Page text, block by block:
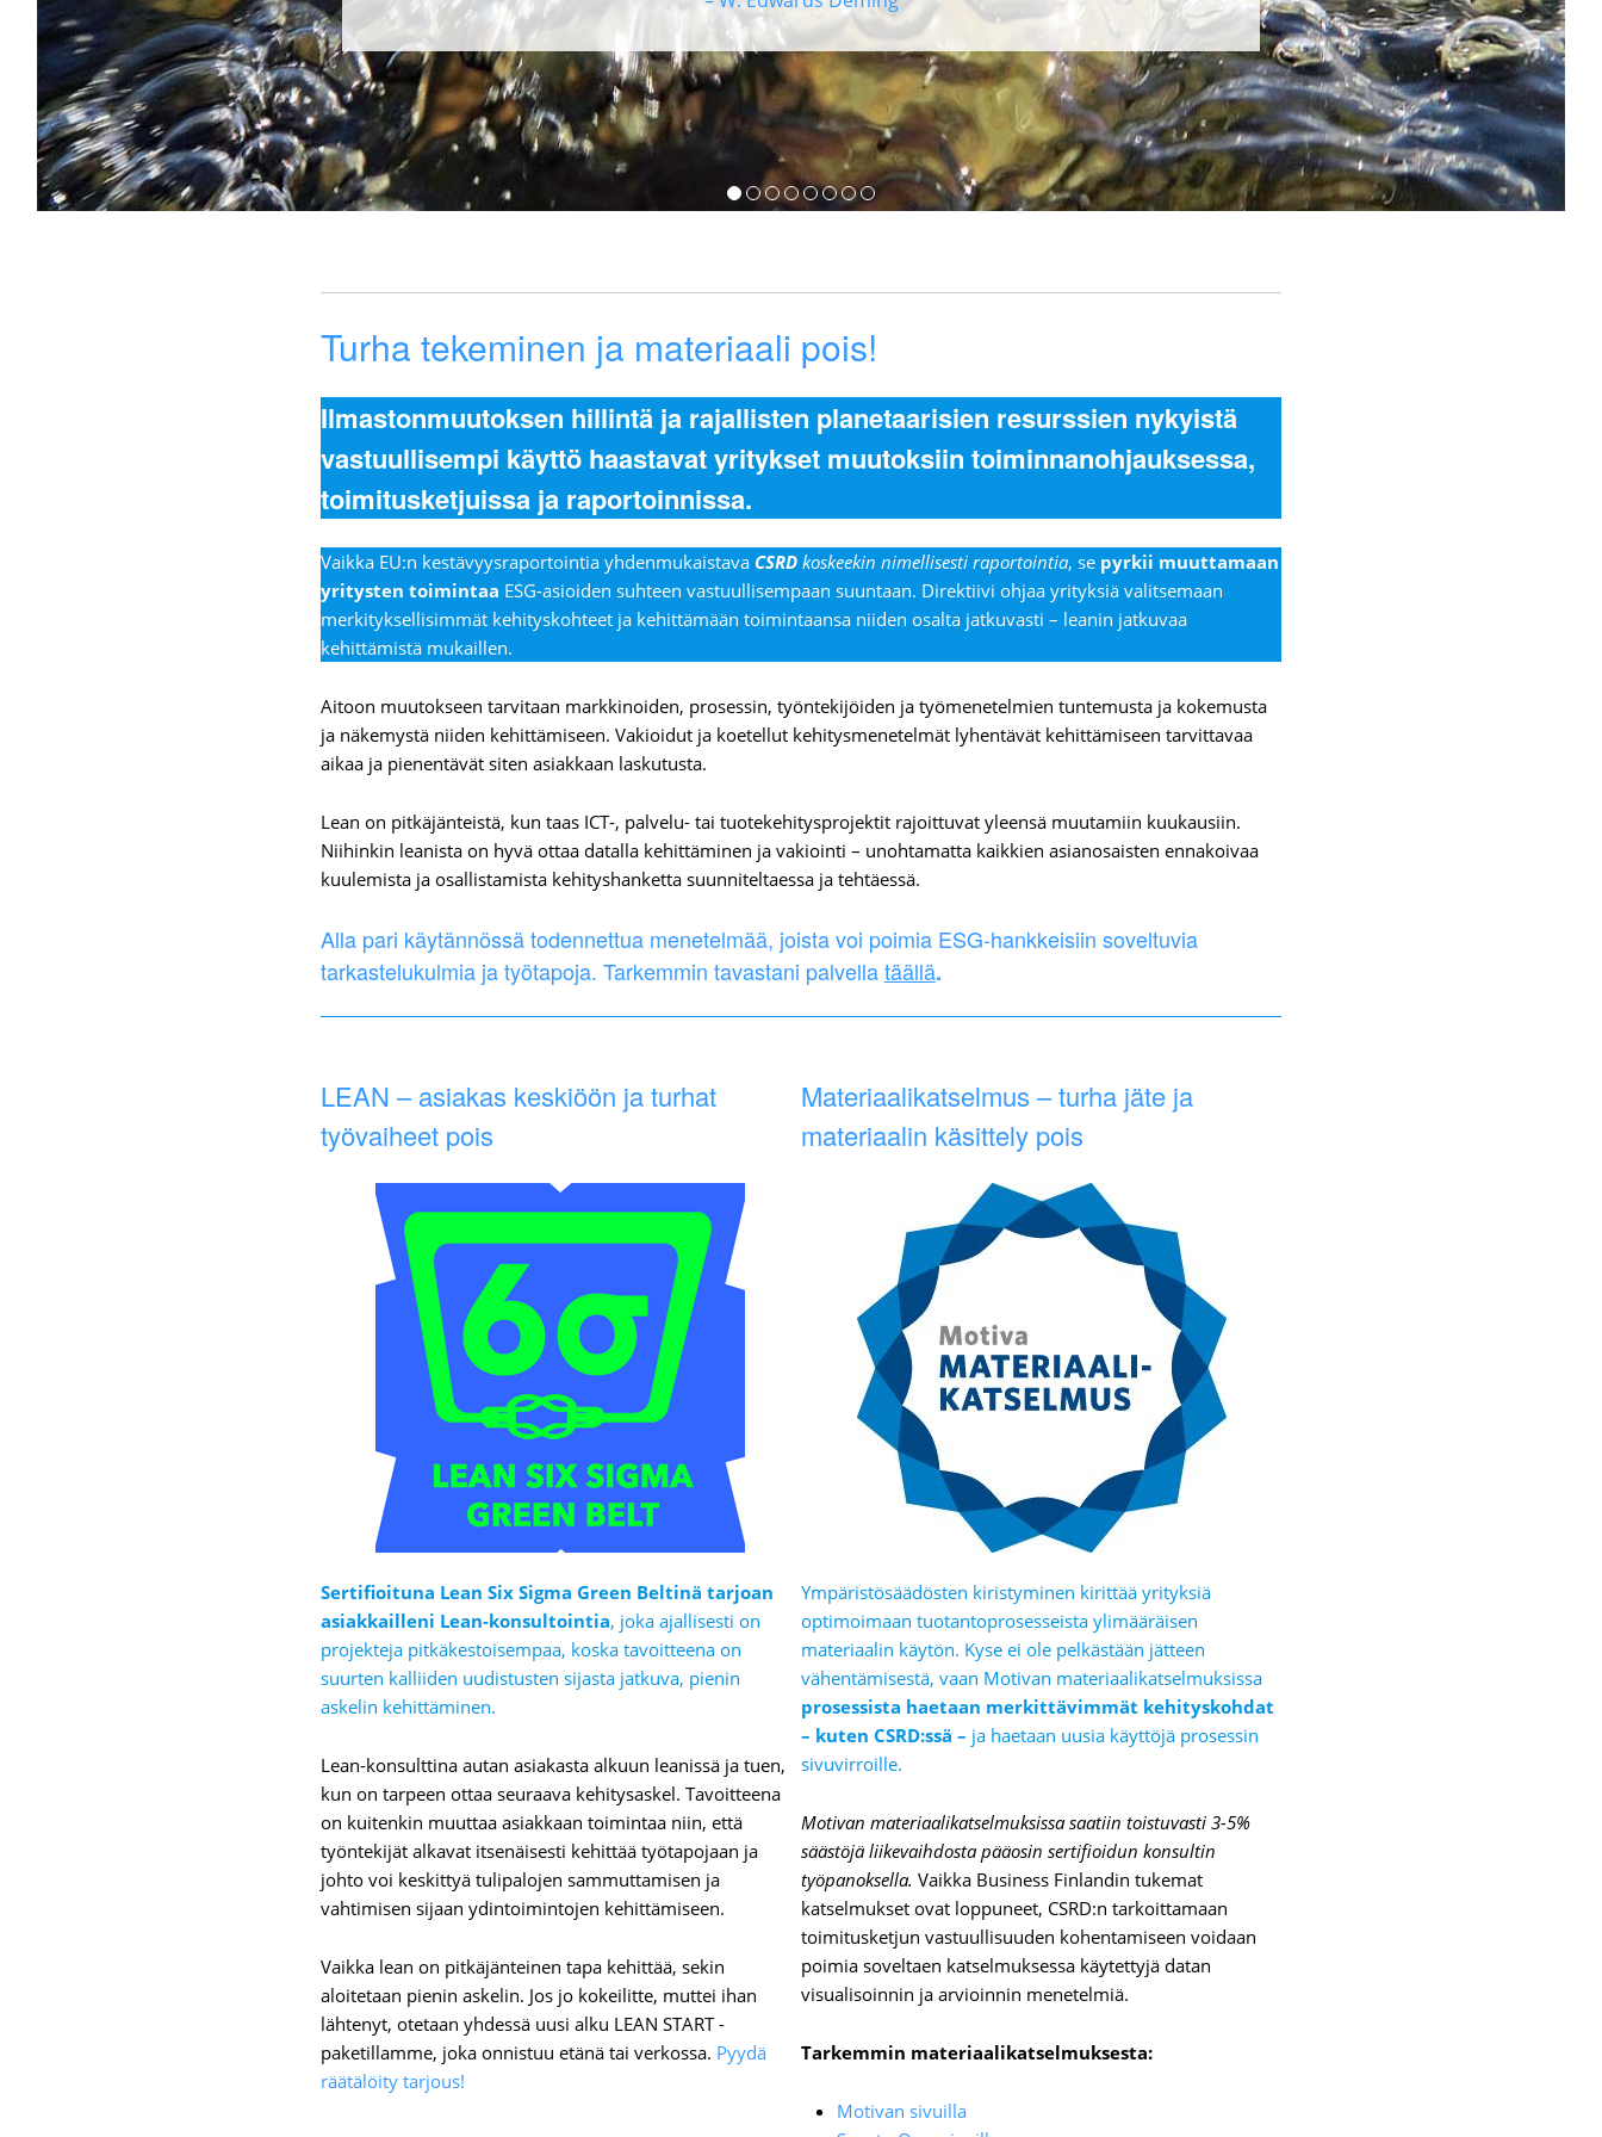
4 5 6 7 8
Turha tekeminen ja materiaali pois!
Ilmastonmuutoksen hillintä ja rajallisten planetaarisien resurssien nykyistä
vastuullisempi käyttö haastavat yritykset muutoksiin toiminnanohjauksessa,
toimitusketjuissa ja raportoinnissa.
Vaikka EU:n kestävyysraportointia yhdenmukaistava CSRDkoskeekin nimellisesti raportointia, se pyrkii muuttamaan
yritysten toimintaa ESG-asioiden suhteen vastuullisempaan suuntaan. Direktiivi ohjaa yrityksiä valitsemaan
merkityksellisimmät kehityskohteet ja kehittämään toimintaansa niiden osalta jatkuvasti – leanin jatkuvaa
kehittämistä mukaillen.
Aitoon muutokseen tarvitaan markkinoiden, prosessin, työntekijöiden ja työmenetelmien tuntemusta ja kokemusta
ja näkemystä niiden kehittämiseen. Vakioidut ja koetellut kehitysmenetelmät lyhentävät kehittämiseen tarvittavaa
aikaa ja pienentävät siten asiakkaan laskutusta.
Lean on pitkäjänteistä, kun taas ICT-, palvelu- tai tuotekehitysprojektit rajoittuvat yleensä muutamiin kuukausiin.
Niihinkin leanista on hyvä ottaa datalla kehittäminen ja vakiointi – unohtamatta kaikkien asianosaisten ennakoivaa
kuulemista ja osallistamista kehityshanketta suunniteltaessa ja tehtäessä.
Alla pari käytännössä todennettua menetelmää, joista voi poimia ESG-hankkeisiin soveltuvia
tarkastelukulmia ja työtapoja. Tarkemmin tavastani palvellatäällä.
LEAN – asiakas keskiöön ja turhat
työvaiheet pois
Sertifioituna Lean Six Sigma Green Beltinä tarjoan
asiakkailleni Lean-konsultointia, joka ajallisesti on
projekteja pitkäkestoisempaa, koska tavoitteena on
suurten kalliiden uudistusten sijasta jatkuva, pienin
askelin kehittäminen.
Lean-konsulttina autan asiakasta alkuun leanissä ja tuen,
kun on tarpeen ottaa seuraava kehitysaskel. Tavoitteena
on kuitenkin muuttaa asiakkaan toimintaa niin, että
työntekijät alkavat itsenäisesti kehittää työtapojaan ja
johto voi keskittyä tulipalojen sammuttamisen ja
vahtimisen sijaan ydintoimintojen kehittämiseen.
Vaikka lean on pitkäjänteinen tapa kehittää, sekin
aloitetaan pienin askelin. Jos jo kokeilitte, muttei ihan
lähtenyt, otetaan yhdessä uusi alku LEAN START -
paketillamme, joka onnistuu etänä tai verkossa. Pyydä
räätälöity tarjous!
Materiaalikatselmus – turha jäte ja
materiaalin käsittely pois
Ympäristösäädösten kiristyminen kirittää yrityksiä
optimoimaan tuotantoprosesseista ylimääräisen
materiaalin käytön. Kyse ei ole pelkästään jätteen
vähentämisestä, vaan Motivan materiaalikatselmuksissa
prosessista haetaan merkittävimmät kehityskohdat
– kuten CSRD:ssä – ja haetaan uusia käyttöjä prosessin
sivuvirroille.
Motivan materiaalikatselmuksissa saatiin toistuvasti 3-5%
säästöjä liikevaihdosta pääosin sertifioidun konsultin
työpanoksella. Vaikka Business Finlandin tukemat
katselmukset ovat loppuneet, CSRD:n tarkoittamaan
toimitusketjun vastuullisuuden kohentamiseen voidaan
poimia soveltaen katselmuksessa käytettyjä datan
visualisoinnin ja arvioinnin menetelmiä.
Tarkemmin materiaalikatselmuksesta:
Motivan sivuilla